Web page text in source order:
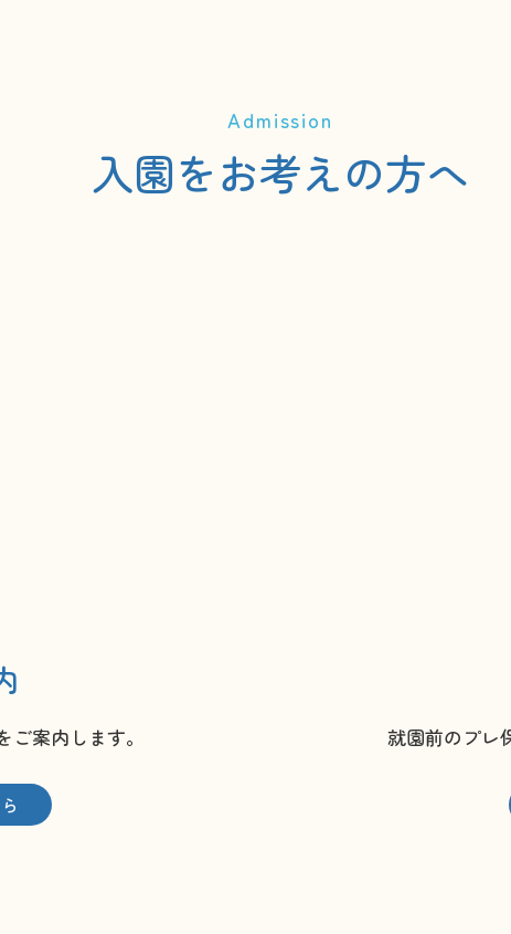
Admission
入園をお考えの方へ
案内します。 就園前のプレ